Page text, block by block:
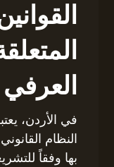
العرفي
في الأردن،
النظام
بها وفقاً